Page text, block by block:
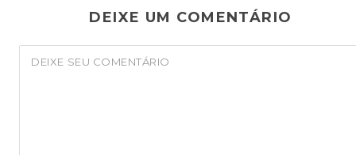
DEIXE UM COMENTÁRIO